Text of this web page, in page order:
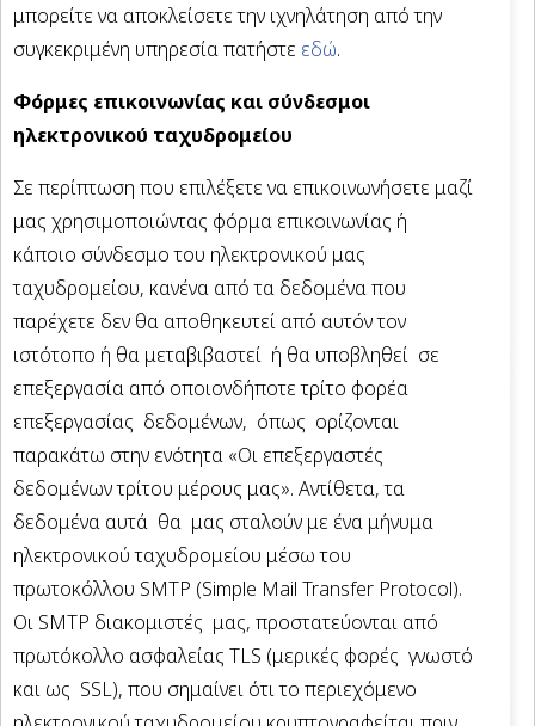
μπορείτε να αποκλείσετε την ιχνηλάτηση από την
συγκεκριμένη υπηρεσία πατήστε εδώ.
Φόρμες επικοινωνίας και σύνδεσμοι
ηλεκτρονικού ταχυδρομείου
Σε περίπτωση που επιλέξετε να επικοινωνήσετε μαζί
μας χρησιμοποιώντας φόρμα επικοινωνίας ή
κάποιο σύνδεσμο του ηλεκτρονικού μας
ταχυδρομείου, κανένα από τα δεδομένα που
παρέχετε δεν θα αποθηκευτεί από αυτόν τον
ιστότοπο ή θα μεταβιβαστεί ή θα υποβληθεί σε
επεξεργασία από οποιονδήποτε τρίτο φορέα
επεξεργασίας δεδομένων, όπως ορίζονται
παρακάτω στην ενότητα «Οι επεξεργαστές
δεδομένων τρίτου μέρους μας». Αντίθετα, τα
δεδομένα αυτά θα μας σταλούν με ένα μήνυμα
ηλεκτρονικού ταχυδρομείου μέσω του
πρωτοκόλλου SMTP (Simple Mail Transfer Protocol).
Οι SMTP διακομιστές μας, προστατεύονται από
πρωτόκολλο ασφαλείας TLS (μερικές φορές γνωστό
και ως SSL), που σημαίνει ότι το περιεχόμενο